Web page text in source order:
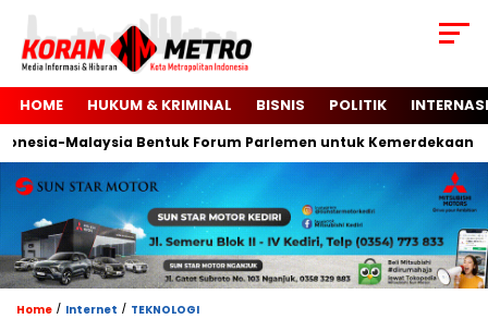
HOME HUKUM & KRIMINAL BISNIS POLITIK
Malaysia Bentuk Forum Parlemen untuk Kemerdekaan
Home / Internet / TEKNOLOGI